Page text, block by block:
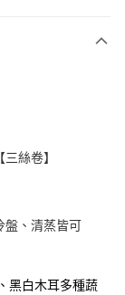
絲卷】
盤、清蒸皆可
黑白木耳多種蔬